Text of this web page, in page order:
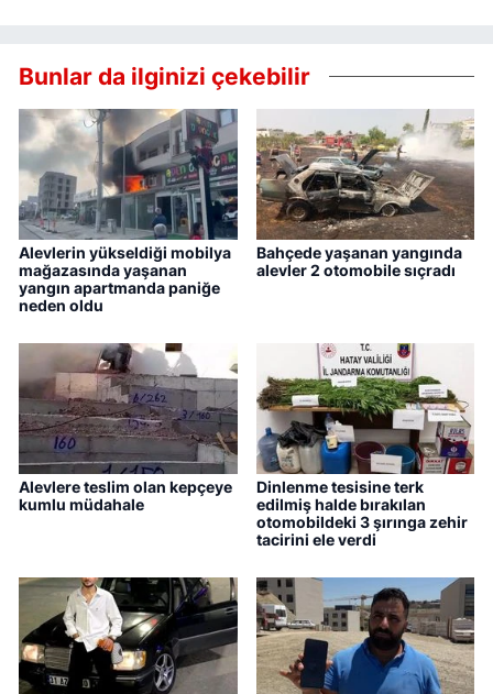
Bunlar da ilginizi çekebilir
Alevlerin yükseldiği mobilya
mağazasında yaşanan
yangın apartmanda paniğe
neden oldu
Bahçede yaşanan yangında
alevler 2 otomobile sıçradı
Alevlere teslim olan kepçeye
kumlu müdahale
Dinlenme tesisine terk
edilmiş halde bırakılan
otomobildeki 3 şırınga zehir
tacirini ele verdi